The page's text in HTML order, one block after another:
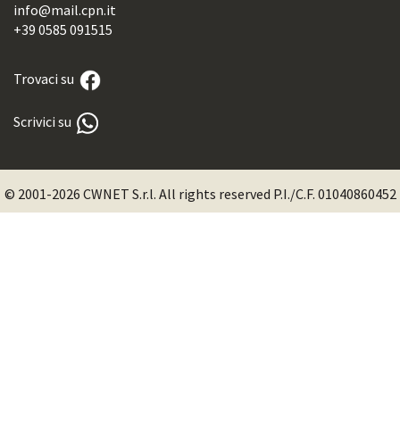
info@mail.cpn.it
+39 0585 091515
Trovaci su
Scrivici su
© 2001-2026 CWNET S.r.l. All rights reserved P.I./C.F. 01040860452